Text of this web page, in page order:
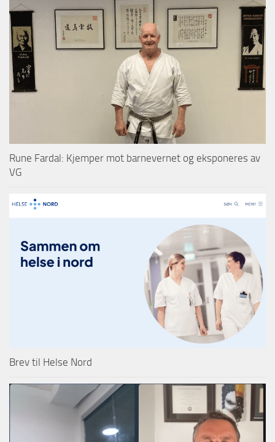
Rune Fardal: Kjemper mot barnevernet og eksponeres av
VG
Brev til Helse Nord